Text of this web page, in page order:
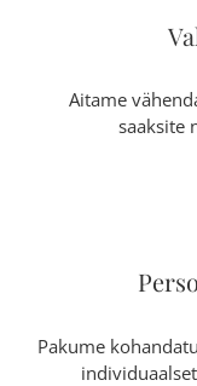
Aitame
saaksite
Pakume